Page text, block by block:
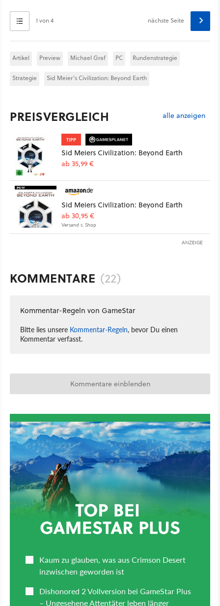
1 von 4 nächste Seite
Artikel Preview Michael Graf PC Rundenstrategie
Strategie Sid Meier's Civilization: Beyond Earth
PREISVERGLEICH alle anzeigen
TIPP
Sid Meiers Civilization: Beyond Earth
ab 35,99 €
Sid Meiers Civilization: Beyond Earth
ab 30,95 €
Versand s. Shop
ANZEIGE
KOMMENTARE (22)
Kommentar-Regeln von GameStar
Bitte lies unsere Kommentar-Regeln, bevor Du einen
Kommentar verfasst.
Kommentare einblenden